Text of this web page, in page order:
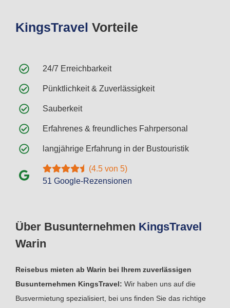
Über Busunternehmen KingsTravel
Warin
Reisebus mieten ab Warin bei Ihrem zuverlässigen
Busunternehmen KingsTravel: Wir haben uns auf die
Busvermietung spezialisiert, bei uns finden Sie das richtige
KingsTravel Vorteile
24/7 Erreichbarkeit
Pünktlichkeit & Zuverlässigkeit
Sauberkeit
Erfahrenes & freundliches Fahrpersonal
langjährige Erfahrung in der Bustouristik
(4.5 von 5)
51 Google-Rezensionen